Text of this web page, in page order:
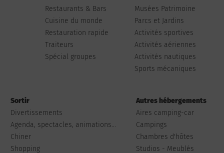
Restaurants & Bars
Cuisine du monde
Restauration rapide
Traiteurs
Spécial groupes
Musées Patrimoine
Parcs et Jardins
Activités sportives
Activités aériennes
Activités nautiques
Sports mécaniques
Sortir
Divertissements
Agenda, spectacles, animations...
Chiner
Shopping
Autres hébergements
Aires camping-car
Campings
Chambres d'hôtes
Studios - Meublés